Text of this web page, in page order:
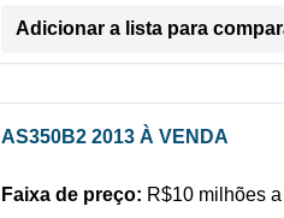
Adicionar a lista para
AS350B2 2013 À VENDA
Faixa de preço: R$10 milhões